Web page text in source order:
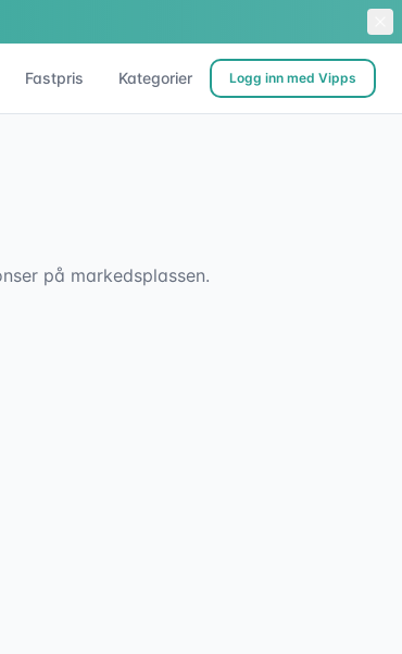
Fastpris Kategorier Logg inn med Vipps
på markedsplassen.